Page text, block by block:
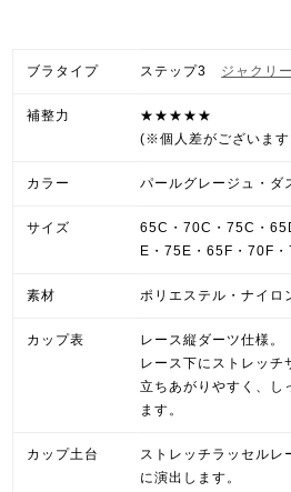
ブラタイプ ステップ3 ジャクリ
補整力
★★★★★
(※個人差がございま
カラー パールグレージュ・ダ
サイズ
65C・70C・75C・
E・75E・65F・70F
素材 ポリエステル・ナイロ
カップ表
レース縦ダーツ仕様。
レース下にストレッチ
立ちあがりやすく、し
ます。
カップ土台
ストレッチラッセル
に演出します。